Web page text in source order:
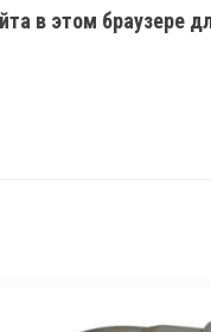
в этом браузере